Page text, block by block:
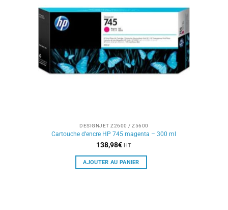
DESIGNJET Z2600 / Z5600
Cartouche d’encre HP 745 magenta – 300 ml
138,98€ HT
AJOUTER AU PANIER